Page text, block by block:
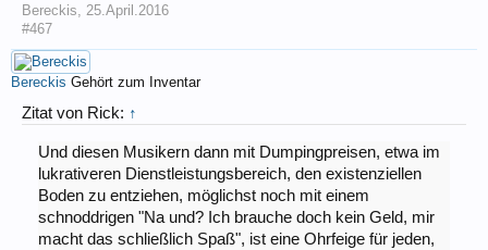
Bereckis
25.April.2016
#467
Bereckis Gehört zum Inventar
Zitat von Rick: ↑
Und diesen Musikern dann mit Dumpingpreisen, etwa im
lukrativeren Dienstleistungsbereich, den existenziellen
Boden zu entziehen, möglichst noch mit einem
schnoddrigen "Na und? Ich brauche doch kein Geld, mir
macht das schließlich Spaß", ist eine Ohrfeige für jeden,